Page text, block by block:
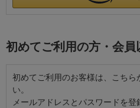
初めてご利用の方・会員
初めてご利用のお客様は、こちら
い。
メールアドレスとパスワードを